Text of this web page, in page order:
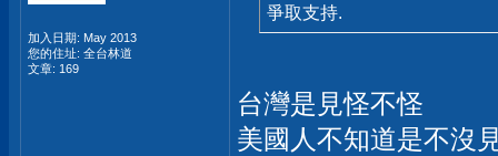
加入日期: May 2013
您的住址: 全台林道
文章: 169
爭取支持.
台灣是見怪不怪
美國人不知道是不沒